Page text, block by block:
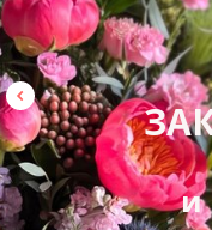
ПОЛЕ В
БУКЕТЕ